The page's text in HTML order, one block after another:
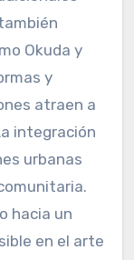
están
mixtas.
murales,
utilizan
el impacto
Okuda y
y